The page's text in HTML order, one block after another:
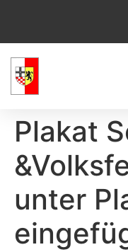
Plakat
unter